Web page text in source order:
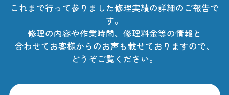
これまで行って参りました修理実績の詳細のご報告で
す。
修理の内容や作業時間、修理料金等の情報と
合わせてお客様からのお声も載せておりますので、
どうぞご覧ください。